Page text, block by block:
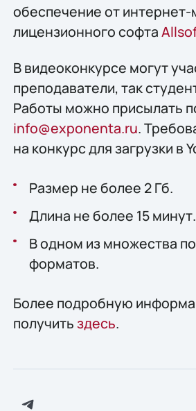
обеспечение от интернет-
лицензионного софта
В видеоконкурсе могут
преподаватели, так
Работы можно присылать
info@exponenta.ru.
на конкурс для загрузки в
Размер не более 2 Гб.
Длина не более 15 минут.
В одном из множества
форматов.
Более подробную
получитьздесь.